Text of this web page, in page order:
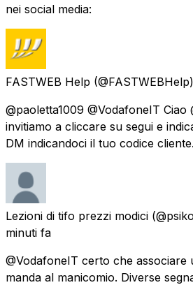
nei social media:
FASTWEB Help
@paoletta1009 @VodafoneIT Ciao
invitiamo a cliccare su segui e
DM indicandoci il tuo codice
Lezioni di tifo prezzi modici
minuti fa
@VodafoneIT certo che associare
manda al manicomio. Diverse